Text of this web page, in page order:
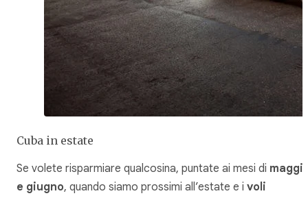
Cuba in estate
Se volete risparmiare qualcosina, puntate ai mesi di
e giugno, quando siamo prossimi all’estate e i voli